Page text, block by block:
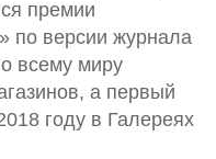
премии
по версии журнала
всему миру
а первый
году в Галереях